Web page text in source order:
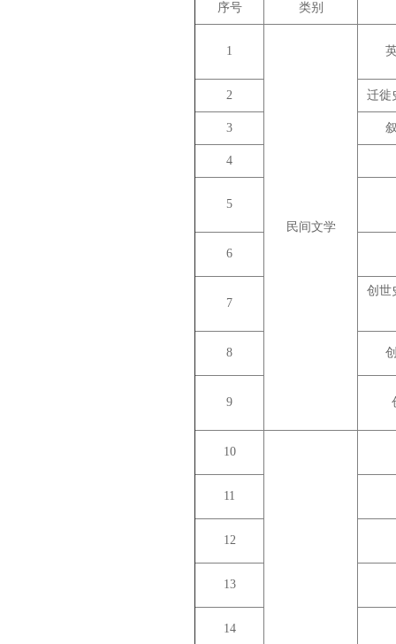
序号 类别
1
民间文学
2 迁徙
3
4
5
6
7
创世
8
9
10
11
12
13
14